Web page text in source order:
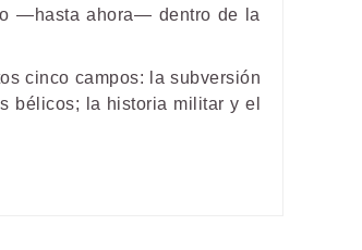
—hasta ahora— dentro de la
cinco campos: la subversión
bélicos; la historia militar y el